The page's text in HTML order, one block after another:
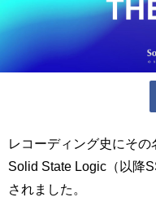
レコーディング史にそ
Solid State Logic（以降
されました。